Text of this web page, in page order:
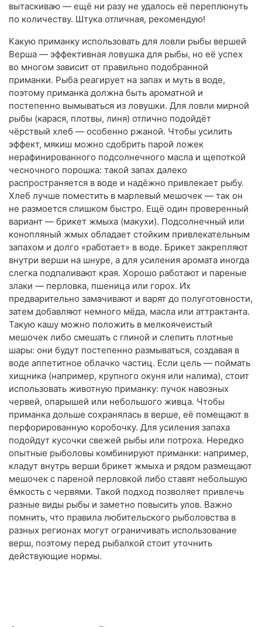
вытаскиваю — ещё ни разу не удалось её переплюнуть
по количеству. Штука отличная, рекомендую!
Какую приманку использовать для ловли рыбы вершей
Верша — эффективная ловушка для рыбы, но её успех
во многом зависит от правильно подобранной
приманки. Рыба реагирует на запах и муть в воде,
поэтому приманка должна быть ароматной и
постепенно вымываться из ловушки. Для ловли мирной
рыбы (карася, плотвы, линя) отлично подойдёт
чёрствый хлеб — особенно ржаной. Чтобы усилить
эффект, мякиш можно сдобрить парой ложек
нерафинированного подсолнечного масла и щепоткой
чесночного порошка: такой запах далеко
распространяется в воде и надёжно привлекает рыбу.
Хлеб лучше поместить в марлевый мешочек — так он
не размоется слишком быстро. Ещё один проверенный
вариант — брикет жмыха (макухи). Подсолнечный или
конопляный жмых обладает стойким привлекательным
запахом и долго «работает» в воде. Брикет закрепляют
внутри верши на шнуре, а для усиления аромата иногда
слегка подпаливают края. Хорошо работают и пареные
злаки — перловка, пшеница или горох. Их
предварительно замачивают и варят до полуготовности,
затем добавляют немного мёда, масла или аттрактанта.
Такую кашу можно положить в мелкоячеистый
мешочек либо смешать с глиной и слепить плотные
шары: они будут постепенно размываться, создавая в
воде аппетитное облачко частиц. Если цель — поймать
хищника (например, крупного окуня или налима), стоит
использовать животную приманку: пучок навозных
червей, опарышей или небольшого живца. Чтобы
приманка дольше сохранялась в верше, её помещают в
перфорированную коробочку. Для усиления запаха
подойдут кусочки свежей рыбы или потроха. Нередко
опытные рыболовы комбинируют приманки: например,
кладут внутрь верши брикет жмыха и рядом размещают
мешочек с пареной перловкой либо ставят небольшую
ёмкость с червями. Такой подход позволяет привлечь
разные виды рыбы и заметно повысить улов. Важно
помнить, что правила любительского рыболовства в
разных регионах могут ограничивать использование
верш, поэтому перед рыбалкой стоит уточнить
действующие нормы.